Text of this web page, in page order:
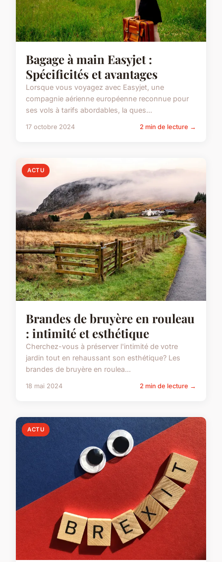
Bagage à main Easyjet :
Spécificités et avantages
Lorsque vous voyagez avec Easyjet, une
compagnie aérienne européenne reconnue pour
ses vols à tarifs abordables, la ques...
17 octobre 2024 2 min de lecture →
ACTU
Brandes de bruyère en rouleau
: intimité et esthétique
Cherchez-vous à préserver l'intimité de votre
jardin tout en rehaussant son esthétique? Les
brandes de bruyère en roulea...
18 mai 2024 2 min de lecture →
ACTU